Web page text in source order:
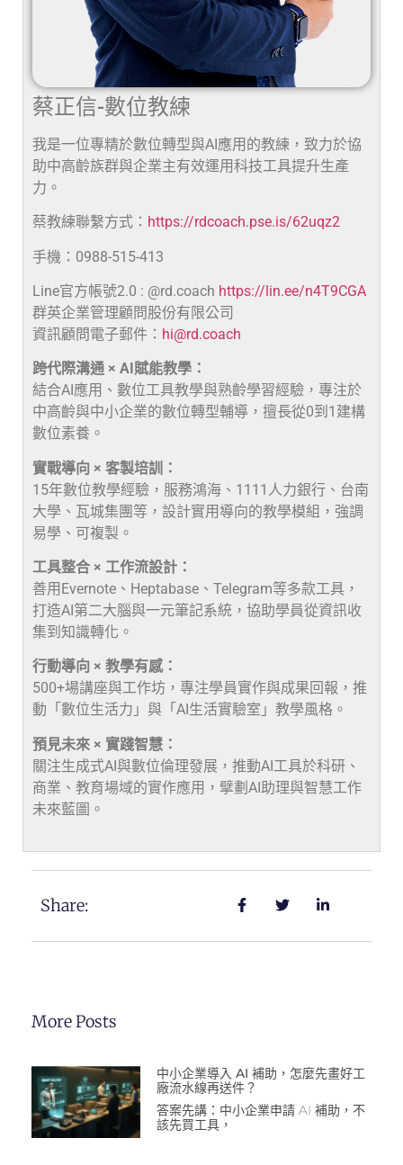
蔡正信-數位教練
我是一位專精於數位轉型與AI應用的教練，致力於協
助中高齡族群與企業主有效運用科技工具提升生產
力。
蔡教練聯繫方式： https://rdcoach.pse.is/62uqz2
手機：0988-515-413
Line官方帳號2.0 : @rd.coach https://lin.ee/n4T9CGA
群英企業管理顧問股份有限公司
資訊顧問電子郵件： hi@rd.coach
跨代際溝通 × AI賦能教學：
結合AI應用、數位工具教學與熟齡學習經驗，專注於
中高齡與中小企業的數位轉型輔導，擅長從0到1建構
數位素養。
實戰導向 × 客製培訓：
15年數位教學經驗，服務鴻海、1111人力銀行、台南
大學、瓦城集團等，設計實用導向的教學模組，強調
易學、可複製。
工具整合 × 工作流設計：
善用Evernote、Heptabase、Telegram等多款工具，
打造AI第二大腦與一元筆記系統，協助學員從資訊收
集到知識轉化。
行動導向 × 教學有感：
500+場講座與工作坊，專注學員實作與成果回報，推
動「數位生活力」與「AI生活實驗室」教學風格。
預見未來 × 實踐智慧：
關注生成式AI與數位倫理發展，推動AI工具於科研、
商業、教育場域的實作應用，擘劃AI助理與智慧工作
未來藍圖。
Share:
More Posts
中小企業導入 AI 補助，怎麼先畫好工
廠流水線再送件？
答案先講：中小企業申請 AI 補助，不
該先買工具，